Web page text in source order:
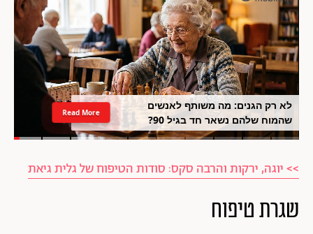
לא רק הגנים: מה משותף לאנשים
שהמוח שלהם נשאר חד בגיל 90?
Read More
>> יוגה, ירקות והרבה סקס: סודות הטיפוח של גלית גיאת
שגרת טיפוח